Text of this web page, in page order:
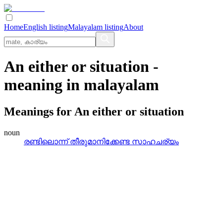
HomeEnglish listingMalayalam listingAbout
An either or situation -
meaning in malayalam
Meanings for An either or situation
noun
രണ്ടിലൊന്ന്‌ തീരുമാനിക്കേണ്ട സാഹചര്യം